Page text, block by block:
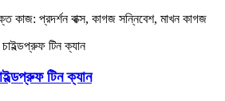
কাজ: প্রদর্শন বাক্স, কাগজ সন্নিবেশ, মাখন কাগজ
টিন ক্যান